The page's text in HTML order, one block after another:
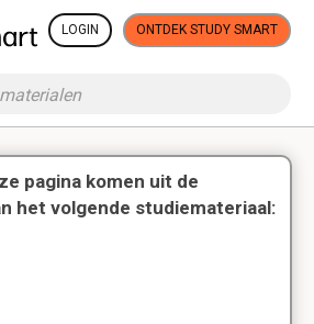
LOGIN ONTDEK STUDY SMART
pagina komen uit de
het volgende studiemateriaal: